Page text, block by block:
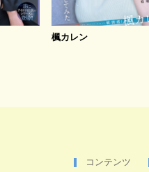
楓カレン
コンテンツ